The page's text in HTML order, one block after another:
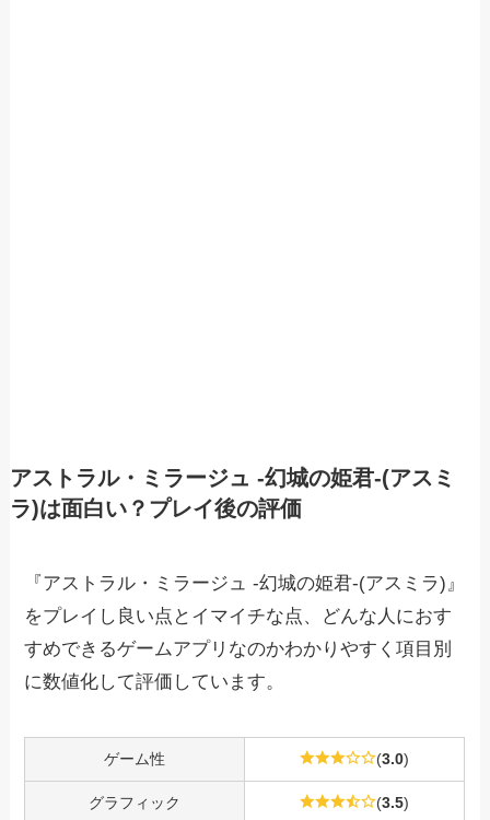
アストラル・ミラージュ -幻城の姫君-(アスミ
ラ)は面白い？プレイ後の評価
『アストラル・ミラージュ -幻城の姫君-(アスミラ)』
をプレイし良い点とイマイチな点、どんな人におす
すめできるゲームアプリなのかわかりやすく項目別
に数値化して評価しています。
ゲーム性 (3.0)
グラフィック (3.5)